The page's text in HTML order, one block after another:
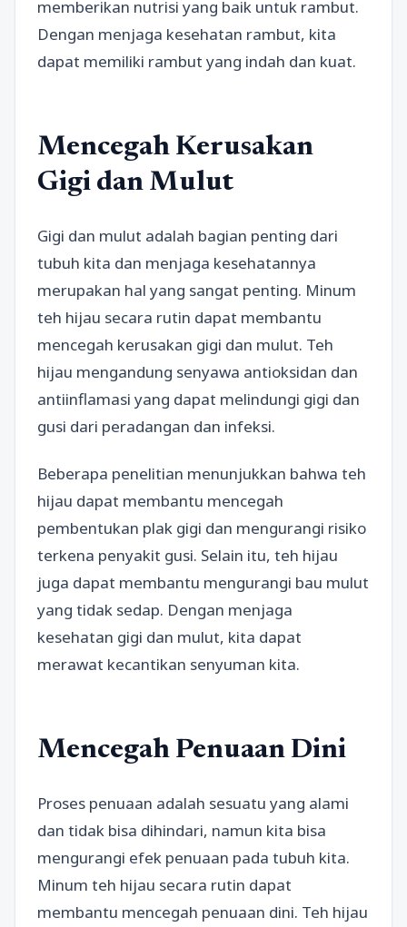
memberikan nutrisi yang baik untuk rambut.
Dengan menjaga kesehatan rambut, kita
dapat memiliki rambut yang indah dan kuat.
Mencegah Kerusakan
Gigi dan Mulut
Gigi dan mulut adalah bagian penting dari
tubuh kita dan menjaga kesehatannya
merupakan hal yang sangat penting. Minum
teh hijau secara rutin dapat membantu
mencegah kerusakan gigi dan mulut. Teh
hijau mengandung senyawa antioksidan dan
antiinflamasi yang dapat melindungi gigi dan
gusi dari peradangan dan infeksi.
Beberapa penelitian menunjukkan bahwa teh
hijau dapat membantu mencegah
pembentukan plak gigi dan mengurangi risiko
terkena penyakit gusi. Selain itu, teh hijau
juga dapat membantu mengurangi bau mulut
yang tidak sedap. Dengan menjaga
kesehatan gigi dan mulut, kita dapat
merawat kecantikan senyuman kita.
Mencegah Penuaan Dini
Proses penuaan adalah sesuatu yang alami
dan tidak bisa dihindari, namun kita bisa
mengurangi efek penuaan pada tubuh kita.
Minum teh hijau secara rutin dapat
membantu mencegah penuaan dini. Teh hijau